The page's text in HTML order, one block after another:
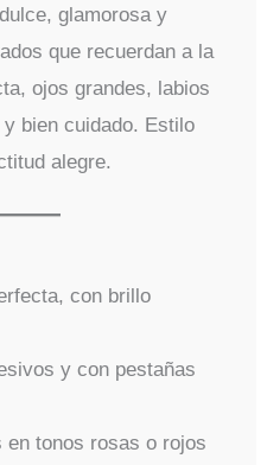
glamorosa y
que recuerdan a la
ojos grandes, labios
bien cuidado. Estilo
alegre.
con brillo
y con pestañas
en tonos rosas o rojos